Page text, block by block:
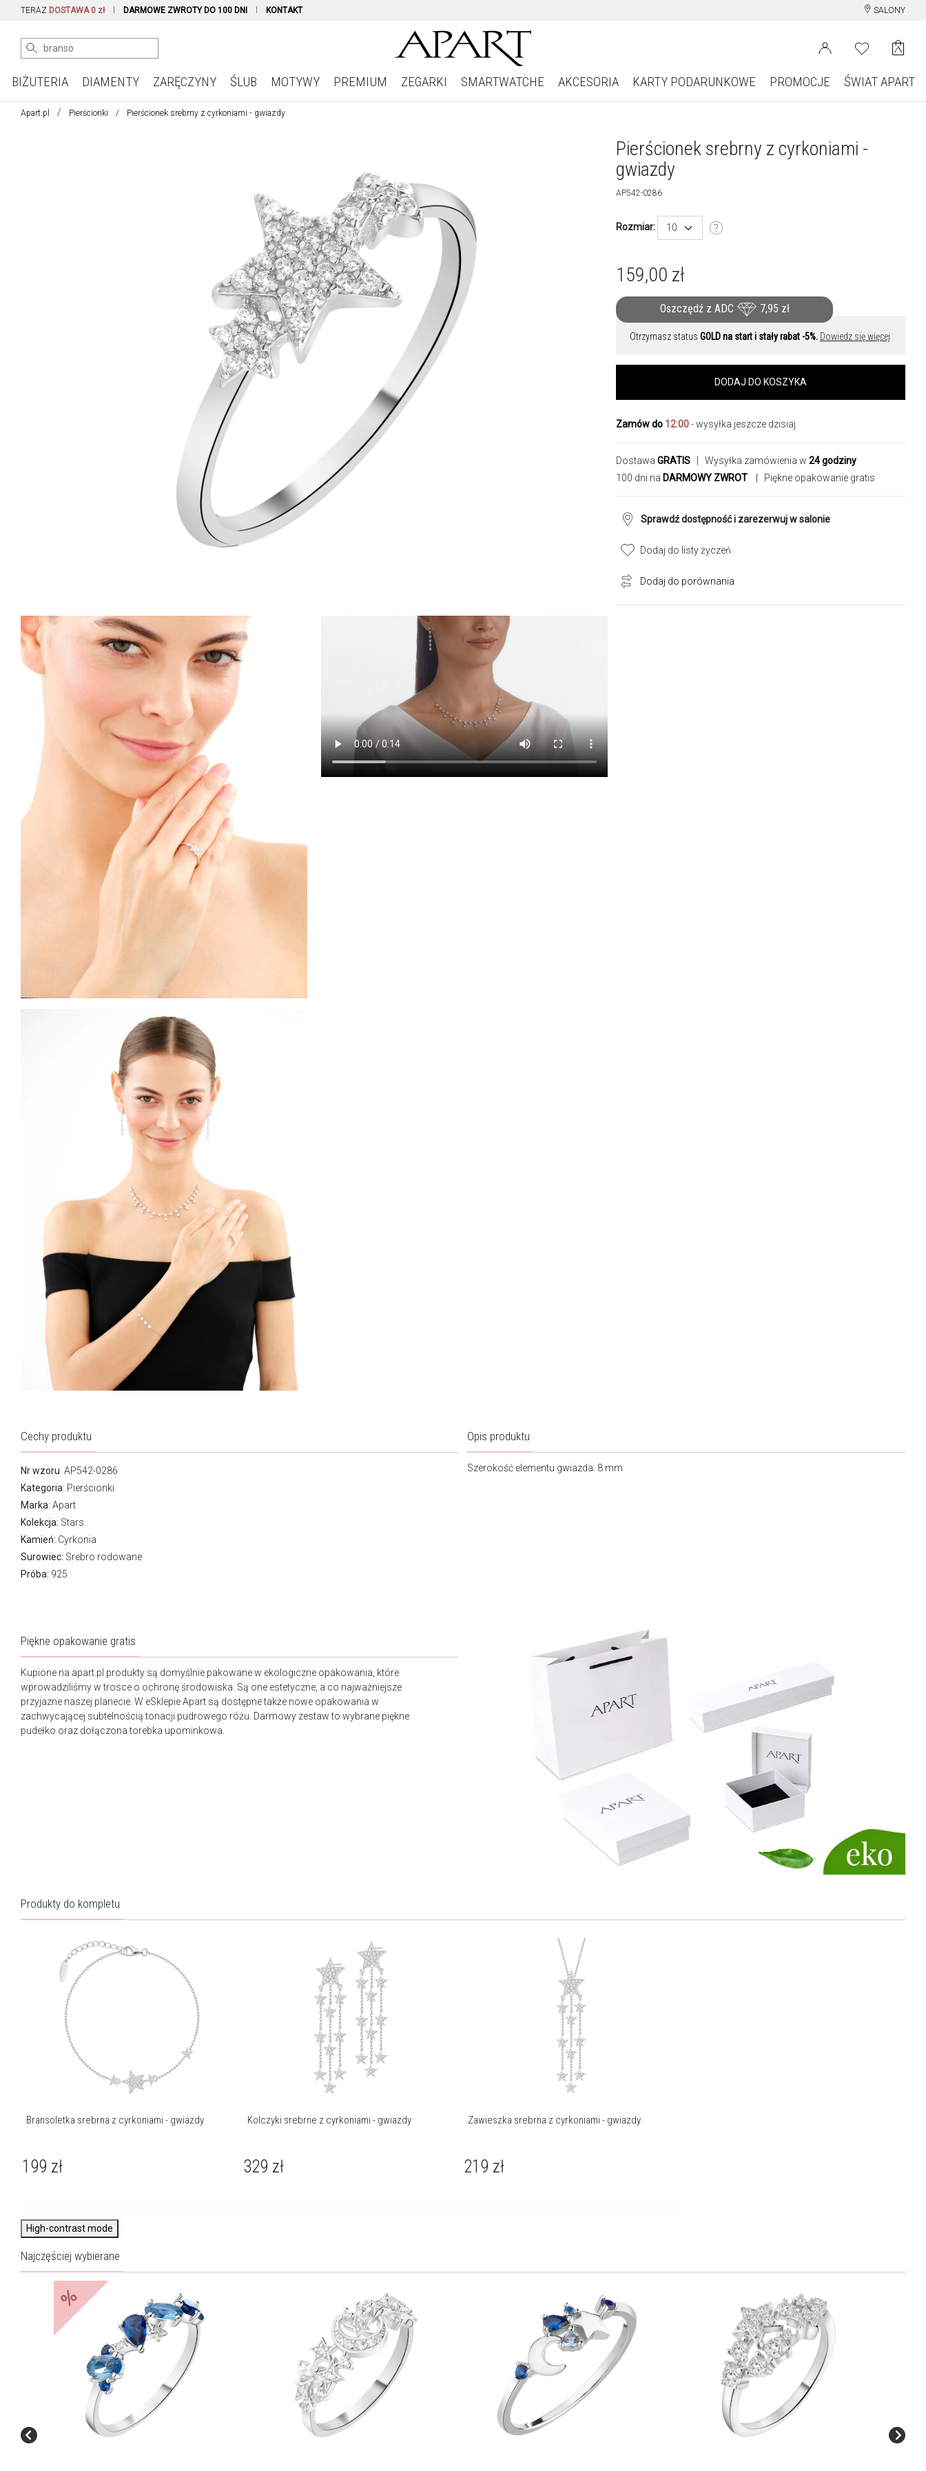
TERAZ DOSTAWA 0 zł DARMOWE ZWROTY DO 100 DNI KONTAKT SALONY
BIŻUTERIA DIAMENTY ZARĘCZYNY ŚLUB MOTYWY PREMIUM ZEGARKI SMARTWATCHE AKCESORIA KARTY PODARUNKOWE PROMOCJE ŚWIAT APART
Apart.pl Pierścionki Pierścionek srebrny z cyrkoniami - gwiazdy
Pierścionek srebrny z cyrkoniami -
gwiazdy
AP542-0286
Rozmiar: 10
159,00 zł
Oszczędź z ADC 7,95 zł
Otrzymasz status GOLD na start i stały rabat -5%. Dowiedz się więcej
DODAJ DO KOSZYKA
Zamów do 12:00- wysyłka jeszcze dzisiaj
Dostawa GRATIS | Wysyłka zamówienia w 24 godziny
100 dni na DARMOWY ZWROT | Piękne opakowanie gratis
Sprawdź dostępność i zarezerwuj w salonie
Dodaj do listy życzeń
Dodaj do porównania
Cechy produktu
Nr wzoru: AP542-0286
Kategoria: Pierścionki
Marka: Apart
Kolekcja: Stars
Kamień: Cyrkonia
Surowiec: Srebro rodowane
Próba: 925
Opis produktu
Szerokość elementu gwiazda: 8 mm
Piękne opakowanie gratis
Kupione na apart.pl produkty są domyślnie pakowane w ekologiczne opakowania, które
wprowadziliśmy w trosce o ochronę środowiska. Są one estetyczne, a co najważniejsze
przyjazne naszej planecie. W eSklepie Apart są dostępne także nowe opakowania w
zachwycającej subtelnością tonacji pudrowego różu. Darmowy zestaw to wybrane piękne
pudełko oraz dołączona torebka upominkowa.
Produkty do kompletu
Bransoletka srebrna z cyrkoniami - gwiazdy
199 zł
Kolczyki srebrne z cyrkoniami - gwiazdy
329 zł
Zawieszka srebrna z cyrkoniami - gwiazdy
219 zł
High-contrast mode
Najczęściej wybierane
%